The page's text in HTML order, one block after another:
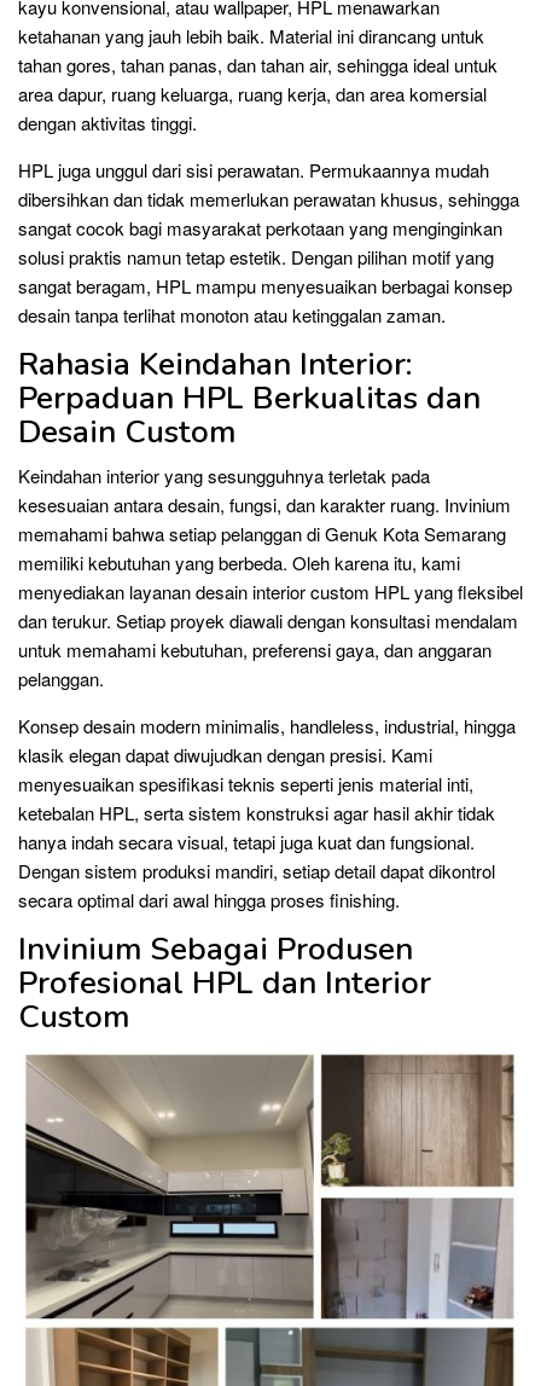
kayu konvensional, atau wallpaper, HPL menawarkan
ketahanan yang jauh lebih baik. Material ini dirancang untuk
tahan gores, tahan panas, dan tahan air, sehingga ideal untuk
area dapur, ruang keluarga, ruang kerja, dan area komersial
dengan aktivitas tinggi.
HPL juga unggul dari sisi perawatan. Permukaannya mudah
dibersihkan dan tidak memerlukan perawatan khusus, sehingga
sangat cocok bagi masyarakat perkotaan yang menginginkan
solusi praktis namun tetap estetik. Dengan pilihan motif yang
sangat beragam, HPL mampu menyesuaikan berbagai konsep
desain tanpa terlihat monoton atau ketinggalan zaman.
Rahasia Keindahan Interior:
Perpaduan HPL Berkualitas dan
Desain Custom
Keindahan interior yang sesungguhnya terletak pada
kesesuaian antara desain, fungsi, dan karakter ruang. Invinium
memahami bahwa setiap pelanggan di Genuk Kota Semarang
memiliki kebutuhan yang berbeda. Oleh karena itu, kami
menyediakan layanan desain interior custom HPL yang fleksibel
dan terukur. Setiap proyek diawali dengan konsultasi mendalam
untuk memahami kebutuhan, preferensi gaya, dan anggaran
pelanggan.
Konsep desain modern minimalis, handleless, industrial, hingga
klasik elegan dapat diwujudkan dengan presisi. Kami
menyesuaikan spesifikasi teknis seperti jenis material inti,
ketebalan HPL, serta sistem konstruksi agar hasil akhir tidak
hanya indah secara visual, tetapi juga kuat dan fungsional.
Dengan sistem produksi mandiri, setiap detail dapat dikontrol
secara optimal dari awal hingga proses finishing.
Invinium Sebagai Produsen
Profesional HPL dan Interior
Custom